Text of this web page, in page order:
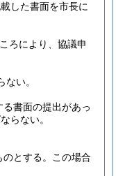
した書面を市長に
ろにより、協議申
い。
る書面の提出があっ
らない。
とする。
この場合